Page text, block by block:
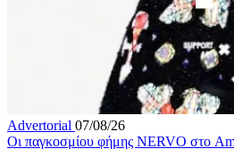
Advertorial 07/08/26
Οι παγκοσμίου φήμης NERVO στο